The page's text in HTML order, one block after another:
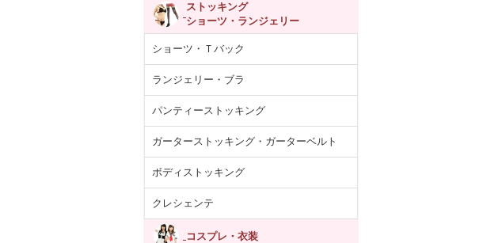
ストッキング
ショーツ・ランジェリー
ショーツ・Ｔバック
ランジェリー・ブラ
パンティーストッキング
ガーターストッキング・ガーターベルト
ボディストッキング
クレシェンテ
コスプレ・衣装